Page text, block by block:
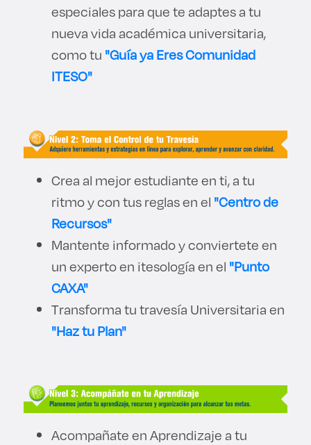
especiales para que te adaptes a tu
nueva vida académica universitaria,
como tu "Guía ya Eres Comunidad
ITESO"
Crea al mejor estudiante en ti, a tu
ritmo y con tus reglas en el "Centro de
Recursos"
Mantente informado y conviertete en
un experto en itesología en el "Punto
CAXA"
Transforma tu travesía Universitaria en
"Haz tu Plan"
Acompañate en Aprendizaje a tu